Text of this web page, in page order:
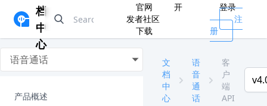
档
中
心
官网
开
发者社区
下载
登录
注
册
语音通话
产品概述
文
档
中
心
语
音
通
话
客
户
端
API